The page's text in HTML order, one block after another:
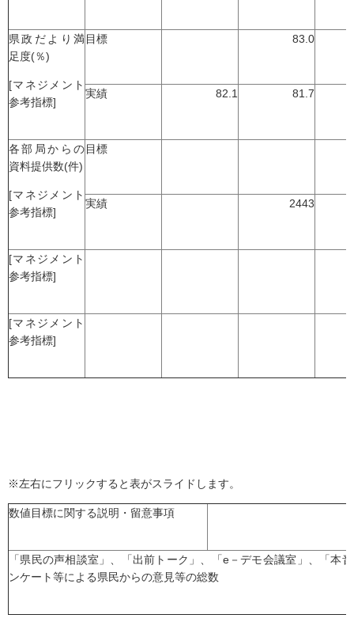
県政だより満
足度(％)
[マネジメント
参考指標]
目標 83.0
実績 82.1 81.7
各部局からの
資料提供数(件)
[マネジメント
参考指標]
目標
実績 2443
[マネジメント
参考指標]
[マネジメント
参考指標]
※左右にフリックすると表がスライドします。
数値目標に関する説明・留意事項
「県民の声相談室」、「出前トーク」、「e－デモ会議室」、「本
ンケート等による県民からの意見等の総数